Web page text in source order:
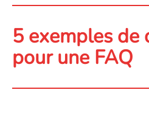
5 exemples de
pour une FAQ